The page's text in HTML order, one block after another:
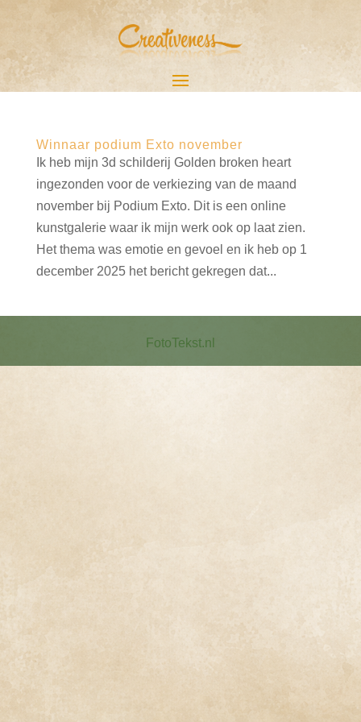
Winnaar podium Exto november
Ik heb mijn 3d schilderij Golden broken heart
ingezonden voor de verkiezing van de maand
november bij Podium Exto. Dit is een online
kunstgalerie waar ik mijn werk ook op laat zien.
Het thema was emotie en gevoel en ik heb op 1
december 2025 het bericht gekregen dat...
FotoTekst.nl